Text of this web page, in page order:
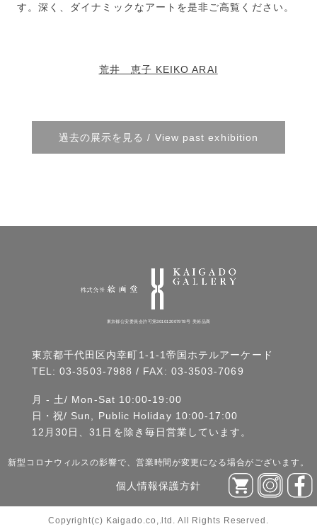
す。深く、ダイナミックなアートを是非ご高覧ください。
荒井 恵子 KEIKO ARAI
過去の展示を見る / View past exhibition
東京都公安委員会許可第301012007978号 美術品商
東京都千代田区内幸町1-1-1帝国ホテルアーケード
TEL:03-3503-7988 / FAX: 03-3503-7069
月 - 土/ Mon-Sat 10:00-19:00
日・祝/ Sun, Public Holiday 10:00-17:00
12月30日、31日を除き毎日営業しています。
新型コロナウィルスの影響で、営業時間が変更になる場合がございます。
個人情報保護方針
Copyright(c) Kaigado.co,.ltd. All Rights Reserved.